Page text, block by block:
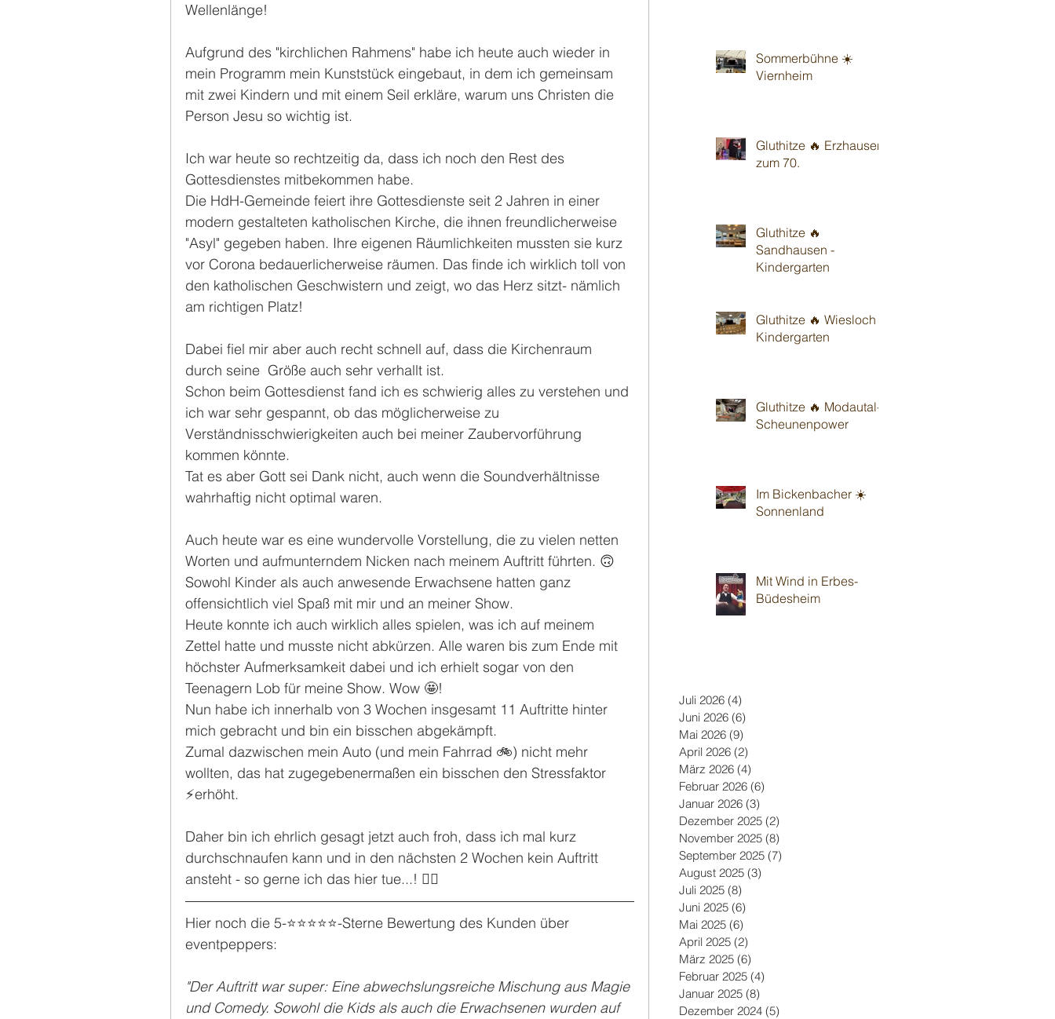
Wellenlänge!
Aufgrund des "kirchlichen Rahmens" habe ich heute auch wieder in
mein Programm mein Kunststück eingebaut, in dem ich gemeinsam
mit zwei Kindern und mit einem Seil erkläre, warum uns Christen die
Person Jesu so wichtig ist.
Ich war heute so rechtzeitig da, dass ich noch den Rest des
Gottesdienstes mitbekommen habe.
Die HdH-Gemeinde feiert ihre Gottesdienste seit 2 Jahren in einer
modern gestalteten katholischen Kirche, die ihnen freundlicherweise
"Asyl" gegeben haben. Ihre eigenen Räumlichkeiten mussten sie kurz
vor Corona bedauerlicherweise räumen. Das finde ich wirklich toll von
den katholischen Geschwistern und zeigt, wo das Herz sitzt- nämlich
am richtigen Platz!
Dabei fiel mir aber auch recht schnell auf, dass die Kirchenraum
durch seine  Größe auch sehr verhallt ist.
Schon beim Gottesdienst fand ich es schwierig alles zu verstehen und
ich war sehr gespannt, ob das möglicherweise zu
Verständnisschwierigkeiten auch bei meiner Zaubervorführung
kommen könnte.
Tat es aber Gott sei Dank nicht, auch wenn die Soundverhältnisse
wahrhaftig nicht optimal waren.
Auch heute war es eine wundervolle Vorstellung, die zu vielen netten
Worten und aufmunterndem Nicken nach meinem Auftritt führten. 🙃
Sowohl Kinder als auch anwesende Erwachsene hatten ganz
offensichtlich viel Spaß mit mir und an meiner Show.
Heute konnte ich auch wirklich alles spielen, was ich auf meinem
Zettel hatte und musste nicht abkürzen. Alle waren bis zum Ende mit
höchster Aufmerksamkeit dabei und ich erhielt sogar von den
Teenagern Lob für meine Show. Wow 🤩!
Nun habe ich innerhalb von 3 Wochen insgesamt 11 Auftritte hinter
mich gebracht und bin ein bisschen abgekämpft.
Zumal dazwischen mein Auto (und mein Fahrrad 🚲) nicht mehr
wollten, das hat zugegebenermaßen ein bisschen den Stressfaktor
⚡️erhöht.
Daher bin ich ehrlich gesagt jetzt auch froh, dass ich mal kurz
durchschnaufen kann und in den nächsten 2 Wochen kein Auftritt
ansteht - so gerne ich das hier tue...! 😮‍💨
Hier noch die 5-⭐️⭐️⭐️⭐️⭐️-Sterne Bewertung des Kunden über
eventpeppers:
"Der Auftritt war super: Eine abwechslungsreiche Mischung aus Magie
und Comedy. Sowohl die Kids als auch die Erwachsenen wurden auf
Sommerbühne ☀️
Viernheim
Gluthitze 🔥 Erzhausen
zum 70.
Gluthitze 🔥
Sandhausen -
Kindergarten
Gluthitze 🔥 Wiesloch -
Kindergarten
Gluthitze 🔥 Modautal-
Scheunenpower
Im Bickenbacher ☀️
Sonnenland
Mit Wind in Erbes-
Büdesheim
Juli 2026 (4)
Juni 2026 (6)
Mai 2026 (9)
April 2026 (2)
März 2026 (4)
Februar 2026 (6)
Januar 2026 (3)
Dezember 2025 (2)
November 2025 (8)
September 2025 (7)
August 2025 (3)
Juli 2025 (8)
Juni 2025 (6)
Mai 2025 (6)
April 2025 (2)
März 2025 (6)
Februar 2025 (4)
Januar 2025 (8)
Dezember 2024 (5)